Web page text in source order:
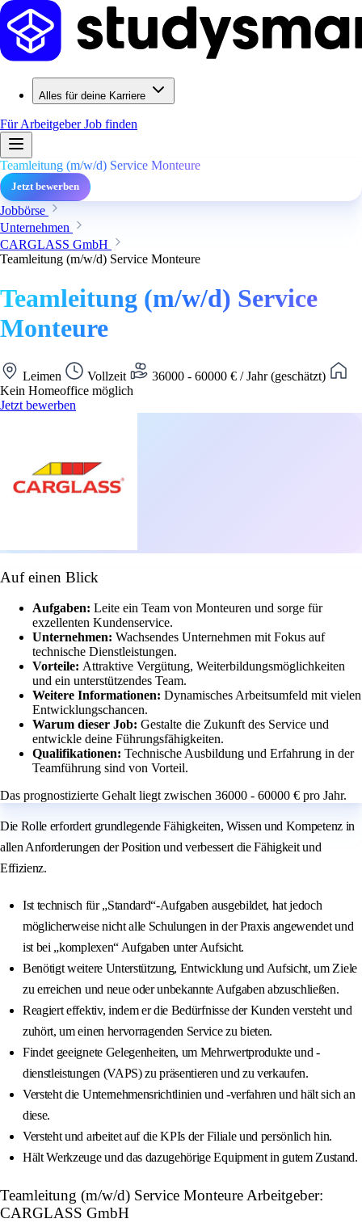
Alles für deine Karriere
Für ArbeitgeberJob finden
Teamleitung (m/w/d) Service Monteure
Jetzt bewerben
Jobbörse
Unternehmen
CARGLASS GmbH
Teamleitung (m/w/d) Service Monteure
Teamleitung (m/w/d) Service
Monteure
Leimen Vollzeit
36000 - 60000 € / Jahr (geschätzt)
Kein Homeoffice möglich
Jetzt bewerben
Auf einen Blick
Aufgaben: Leite ein Team von Monteuren und sorge für
exzellenten Kundenservice.
Unternehmen: Wachsendes Unternehmen mit Fokus auf
technische Dienstleistungen.
Vorteile: Attraktive Vergütung, Weiterbildungsmöglichkeiten
und ein unterstützendes Team.
Weitere Informationen: Dynamisches Arbeitsumfeld mit vielen
Entwicklungschancen.
Warum dieser Job: Gestalte die Zukunft des Service und
entwickle deine Führungsfähigkeiten.
Qualifikationen: Technische Ausbildung und Erfahrung in der
Teamführung sind von Vorteil.
Das prognostizierte Gehalt liegt zwischen 36000 - 60000 € pro Jahr.
Die Rolle erfordert grundlegende Fähigkeiten, Wissen und Kompetenz in
allen Anforderungen der Position und verbessert die Fähigkeit und
Effizienz.
Ist technisch für „Standard“-Aufgaben ausgebildet, hat jedoch
möglicherweise nicht alle Schulungen in der Praxis angewendet und
ist bei „komplexen“ Aufgaben unter Aufsicht.
Benötigt weitere Unterstützung, Entwicklung und Aufsicht, um Ziele
zu erreichen und neue oder unbekannte Aufgaben abzuschließen.
Reagiert effektiv, indem er die Bedürfnisse der Kunden versteht und
zuhört, um einen hervorragenden Service zu bieten.
Findet geeignete Gelegenheiten, um Mehrwertprodukte und -
dienstleistungen (VAPS) zu präsentieren und zu verkaufen.
Versteht die Unternehmensrichtlinien und -verfahren und hält sich an
diese.
Versteht und arbeitet auf die KPIs der Filiale und persönlich hin.
Hält Werkzeuge und das dazugehörige Equipment in gutem Zustand.
Teamleitung (m/w/d) Service Monteure Arbeitgeber:
CARGLASS GmbH